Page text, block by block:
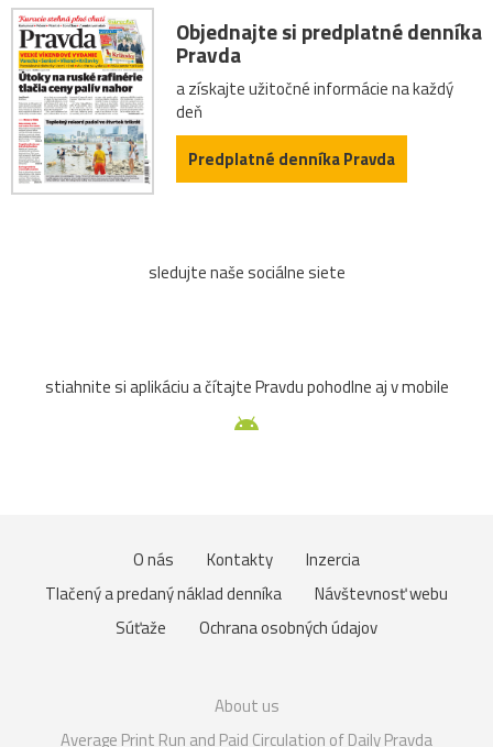
Objednajte si predplatné denníka
Pravda
a získajte užitočné informácie na každý
deň
Predplatné denníka Pravda
sledujte naše sociálne siete
stiahnite si aplikáciu a čítajte Pravdu pohodlne aj v mobile
O nás Kontakty
Inzercia
Tlačený a predaný náklad denníka
Návštevnosť webu
Súťaže
Ochrana osobných údajov
About us
Average Print Run and Paid Circulation of Daily Pravda